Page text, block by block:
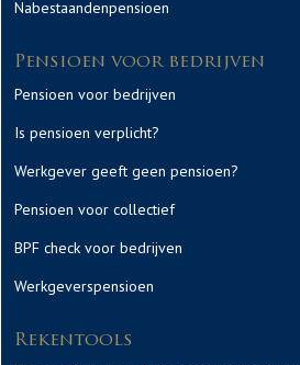
Nabestaandenpensioen
Pensioen voor bedrijven
Pensioen voor bedrijven
Is pensioen verplicht?
Werkgever geeft geen pensioen?
Pensioen voor collectief
BPF check voor bedrijven
Werkgeverspensioen
Rekentools